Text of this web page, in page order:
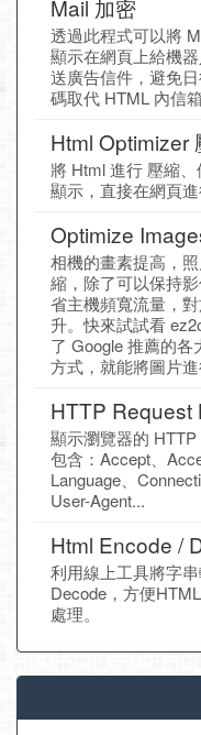
Mail 加密
透過此程式可以將
顯示在網頁上給機
送廣告信件，避免
碼取代 HTML 內信
Html Optimizer
將 Html 進行 壓縮
顯示，直接在網頁進
Optimize
相機的畫素提高，
縮，除了可以保持
省主機頻寬流量，
升。快來試試看
了 Google 推薦的
方式，就能將圖片進
HTTP Request
顯示瀏覽器的
包含：Accept、
Language、
User-Agent...
Html Encode /
利用線上工具將字
Decode，方便
處理。